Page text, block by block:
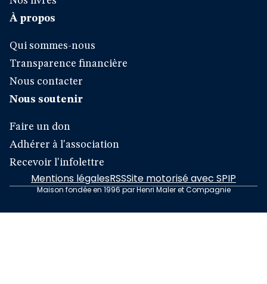
À propos
Qui sommes-nous
Transparence financière
Nous contacter
Nous soutenir
Faire un don
Adhérer à l'association
Recevoir l'infolettre
Mentions légalesRSSSite motorisé avec SPIP
Maison fondée en 1996 par Henri Maler et Compagnie